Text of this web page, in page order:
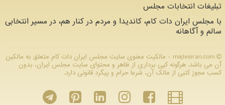
تبلیغات انتخابات مجلس
با مجلس ایران دات کام، کاندیدا و مردم در کنار هم، در مسیر انتخابی
سالم و آگاهانه
majlesiran.com - مالکیت معنوی سایت مجلس ایران دات كام متعلق به مالکین
آن می باشد. هرگونه کپی برداری از ظاهر و محتوای سایت مجلس ایران، بدون
کسب مجوز کتبی از مالک آن، شرعا حرام و پیگرد قانونی دارد.